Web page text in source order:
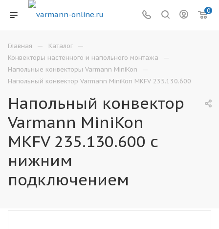
0
Главная — Каталог —
Конвекторы настенного и напольного монтажа —
Напольные конвекторы Varmann MiniKon —
Напольный конвектор Varmann MiniKon MKFV 235.130.600
Напольный конвектор
Varmann MiniKon
MKFV 235.130.600 с
нижним
подключением